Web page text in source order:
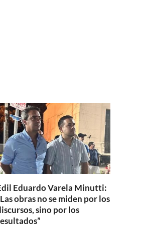
Eduardo Varela Minutti:
obras no se miden por los
sino por los